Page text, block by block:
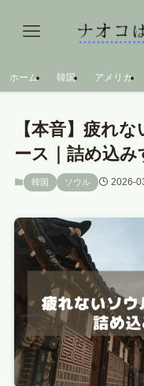
ホーム 韓国 アメリカ
【本音】疲れ
ース｜詰め込
韓国 ソウル 2026-